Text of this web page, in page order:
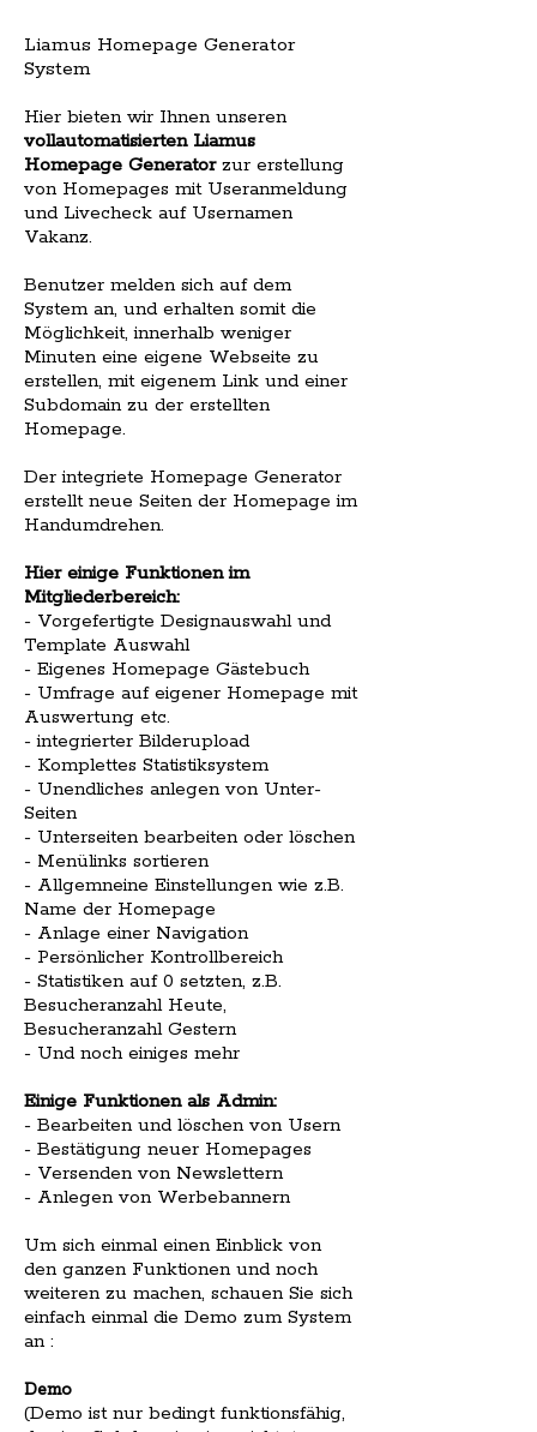
Liamus Homepage Generator
System
Hier bieten wir Ihnen unseren
vollautomatisierten Liamus
Homepage Generatorzur erstellung
von Homepages mit Useranmeldung
und Livecheck auf Usernamen
Vakanz.
Benutzer melden sich auf dem
System an, und erhalten somit die
Möglichkeit, innerhalb weniger
Minuten eine eigene Webseite zu
erstellen, mit eigenem Link und einer
Subdomain zu der erstellten
Homepage.
Der integriete Homepage Generator
erstellt neue Seiten der Homepage im
Handumdrehen.
Hier einige Funktionen im
Mitgliederbereich:
- Vorgefertigte Designauswahl und
Template Auswahl
- Eigenes Homepage Gästebuch
- Umfrage auf eigener Homepage mit
Auswertung etc.
- integrierter Bilderupload
- Komplettes Statistiksystem
- Unendliches anlegen von Unter-
Seiten
- Unterseiten bearbeiten oder löschen
- Menülinks sortieren
- Allgemneine Einstellungen wie z.B.
Name der Homepage
- Anlage einer Navigation
- Persönlicher Kontrollbereich
- Statistiken auf 0 setzten, z.B.
Besucheranzahl Heute,
Besucheranzahl Gestern
- Und noch einiges mehr
Einige Funktionen als Admin:
- Bearbeiten und löschen von Usern
- Bestätigung neuer Homepages
- Versenden von Newslettern
- Anlegen von Werbebannern
Um sich einmal einen Einblick von
den ganzen Funktionen und noch
weiteren zu machen, schauen Sie sich
einfach einmal die Demo zum System
an :
Demo
(Demo ist nur bedingt funktionsfähig,